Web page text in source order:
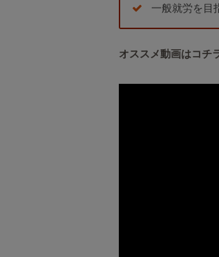
一般就労を目
オススメ動画はコチ